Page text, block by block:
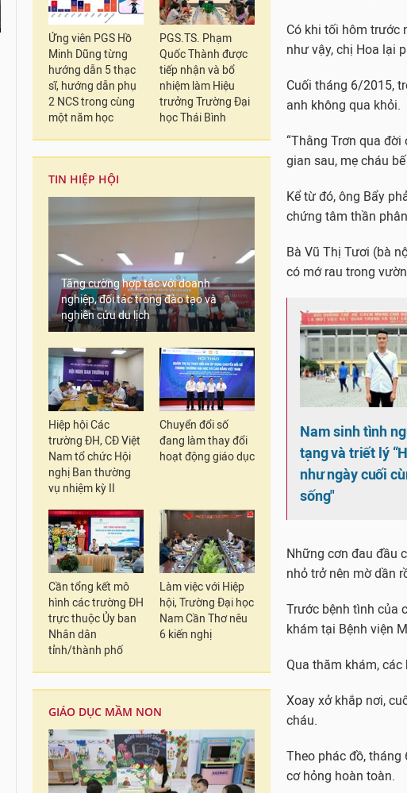
Ứng viên PGS Hồ
Minh Dũng từng
hướng dẫn 5 thạc
sĩ, hướng dẫn phụ
2 NCS trong cùng
một năm học
PGS.TS. Phạm
Quốc Thành được
tiếp nhận và bổ
nhiệm làm Hiệu
trưởng Trường Đại
học Thái Bình
TIN HIỆP HỘI
Tăng cường hợp tác với doanh
nghiệp, đối tác trong đào tạo và
nghiên cứu du lịch
Hiệp hội Các
trường ĐH, CĐ Việt
Nam tổ chức Hội
nghị Ban thường
vụ nhiệm kỳ II
Chuyển đổi số
đang làm thay đổi
hoạt động giáo dục
Cần tổng kết mô
hình các trường ĐH
trực thuộc Ủy ban
Nhân dân
tỉnh/thành phố
Làm việc với Hiệp
hội, Trường Đại học
Nam Cần Thơ nêu
6 kiến nghị
GIÁO DỤC MẦM NON
Có khi tối hôm trước
như vậy, chị Hoa lại
Cuối tháng 6/2015,
anh không qua khỏi.
“Thằng Trơn qua
gian sau, mẹ cháu
Kể từ đó, ông Bẩy
chứng tâm thần
Bà Vũ Thị Tươi (bà
có mớ rau trong
Nam sinh tình
tạng và triết lý
như ngày cuối
sống"
Những cơn đau đầu
nhỏ trở nên mờ dần
Trước bệnh tình của
khám tại Bệnh viện
Qua thăm khám,
Xoay xở khắp nơi,
cháu.
Theo phác đồ,
cơ hỏng hoàn toàn.